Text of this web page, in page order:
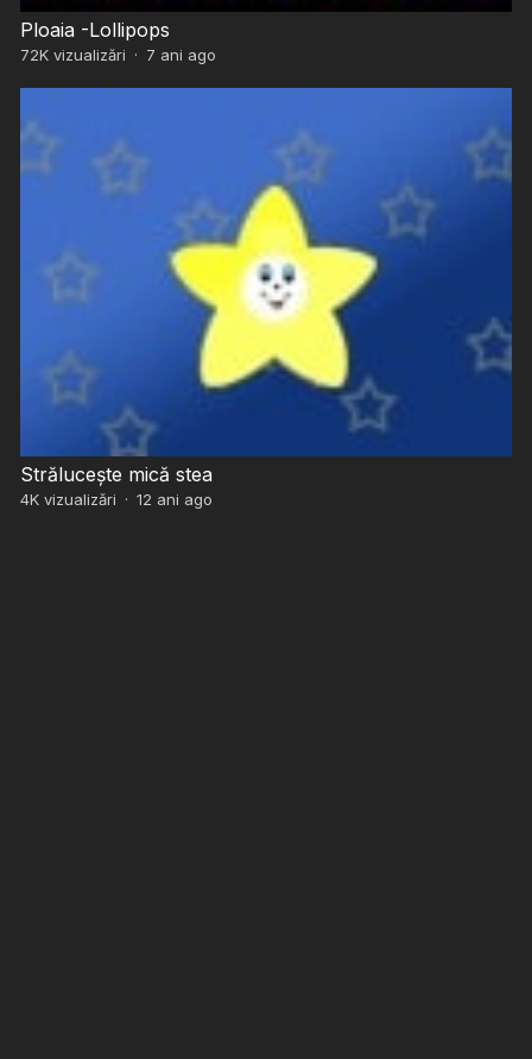
Ploaia -Lollipops
72Kvizualizări · 7 ani ago
Strălucește mică stea
4Kvizualizări · 12 ani ago